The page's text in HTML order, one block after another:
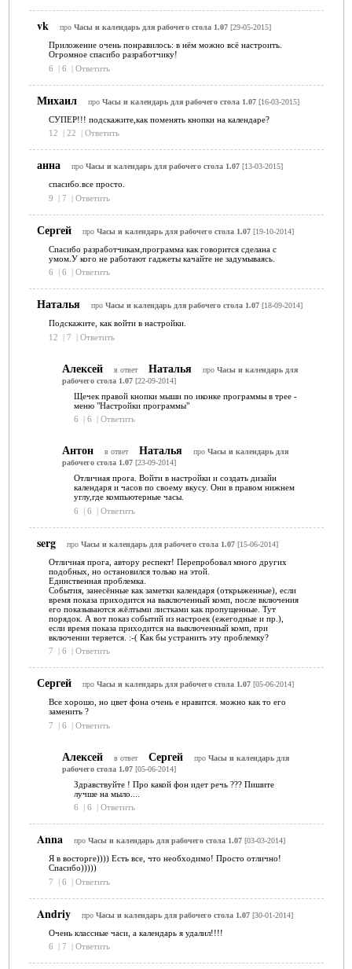
vk про Часы и календарь для рабочего стола 1.07[29-05-2015]
Приложение очень понравилось: в нём можно всё настроить.
Огромное спасибо разработчику!
6
| 6 | Ответить
Михаил про Часы и календарь для рабочего стола 1.07[16-03-2015]
СУПЕР!!! подскажите,как поменять кнопки на календаре?
12
| 22 | Ответить
анна про Часы и календарь для рабочего стола 1.07[13-03-2015]
спасибо.все просто.
9
| 7 | Ответить
Сергей про Часы и календарь для рабочего стола 1.07[19-10-2014]
Спасибо разработчикам,программа как говорится сделана с
умом.У кого не работают гаджеты качайте не задумываясь.
6
| 6 | Ответить
Наталья про Часы и календарь для рабочего стола 1.07[18-09-2014]
Подскажите, как войти в настройки.
12
| 7 | Ответить
Алексей в ответ Наталья про Часы и календарь для
рабочего стола 1.07[22-09-2014]
Щечек правой кнопки мыши по иконке программы в трее -
меню "Настройки программы"
6
| 6 | Ответить
Антон в ответ Наталья про Часы и календарь для
рабочего стола 1.07[23-09-2014]
Отличная прога. Войти в настройки и создать дизайн
календаря и часов по своему вкусу. Они в правом нижнем
углу,где компьютерные часы.
6
| 6 | Ответить
serg про Часы и календарь для рабочего стола 1.07[15-06-2014]
Отличная прога, автору респект! Перепробовал много других
подобных, но остановился только на этой.
Единственная проблемка.
События, занесённые как заметки календаря (открыженные), если
время показа приходится на выключенный комп, после включения
его показываются жёлтыми листками как пропущенные. Тут
порядок. А вот показ событий из настроек (ежегодные и пр.),
если время показа приходится на выключенный комп, при
включении теряется. :-( Как бы устранить эту проблемку?
7
| 6 | Ответить
Сергей про Часы и календарь для рабочего стола 1.07[05-06-2014]
Все хорошо, но цвет фона очень е нравится. можно как то его
заменить ?
7
| 6 | Ответить
Алексей в ответ Сергей про Часы и календарь для
рабочего стола 1.07[05-06-2014]
Здравствуйте ! Про какой фон идет речь ??? Пишите
лучше на мыло....
6
| 6 | Ответить
Anna про Часы и календарь для рабочего стола 1.07[03-03-2014]
Я в восторге)))) Есть все, что необходимо! Просто отлично!
Спасибо)))))
7
| 6 | Ответить
Andriy про Часы и календарь для рабочего стола 1.07[30-01-2014]
Очень классные часи, а календарь я удалил!!!!
6
| 7 | Ответить